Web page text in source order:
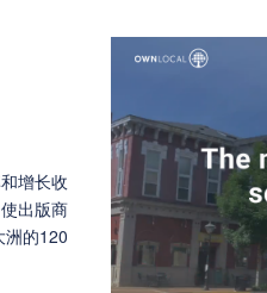
增长收
出版商
洲的120